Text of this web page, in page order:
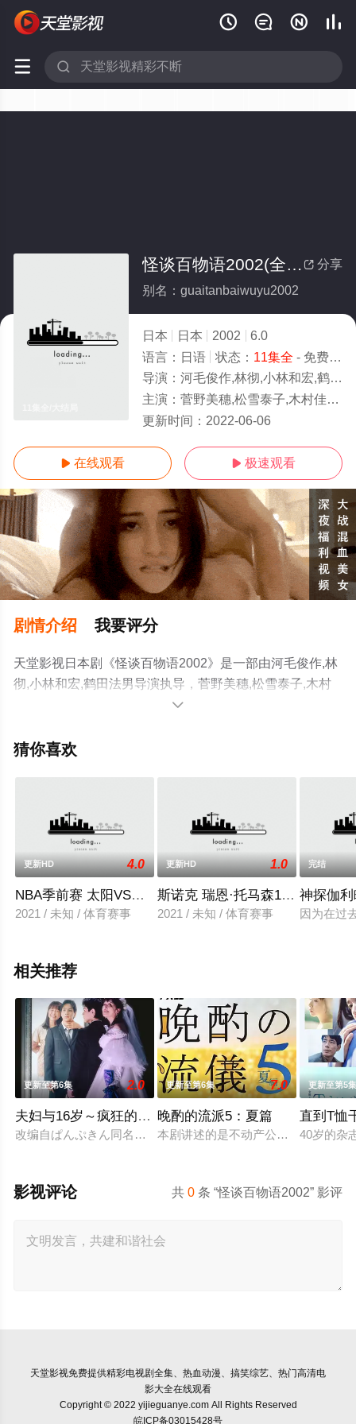
   
 
 分享
怪谈百物语2002(全集)
别名：guaitanbaiwuyu2002
日本 日本 2002
6.0
语言： 日语 状态： 11集全 - 免费在线观看
导演： 河毛俊作,林彻,小林和宏,鹤田法男
主演： 菅野美穗,松雪泰子,木村佳乃,洼冢洋介,岸谷五朗
更新时间： 2022-06-06
 在线观看  极速观看
剧情介绍 我要评分
天堂影视日本剧《怪谈百物语2002》是一部由河毛俊作,林
彻,小林和宏,鹤田法男导演执导，菅野美穗,松雪泰子,木村
佳乃,洼冢洋介,岸谷五朗等演员精彩演绎的日本电视剧，大
整版电视剧全集就上天堂电影网，更多相关信息可移步至

猜你喜欢
更新HD 4.0
NBA季前赛 太阳VS开拓者 20231013
2021 / 未知 / 体育赛事
更新HD 1.0
斯诺克 瑞恩·托马森1-4安德鲁·
2021 / 未知 / 体育赛事
完结
神探伽
因为在过
相关推荐
更新至第6集 2.0
夫妇与16岁～疯狂的邻居～
改编自ぱんぷきん同名原作，故事以在小公寓里过着新婚生活
更新至第6集 7.0
晚酌的流派5：夏篇
本剧讲述的是不动产公司营业员伊泽
更新至第5
直到T恤
40岁的杂
共0 条 “怪谈百物语2002” 影评
影视评论
天堂影视免费提供精彩电视剧全集、热血动漫、搞笑综艺、热门高清电
影大全在线观看
Copyright © 2022 yijieguanye.com All Rights Reserved
皖ICP备03015428号